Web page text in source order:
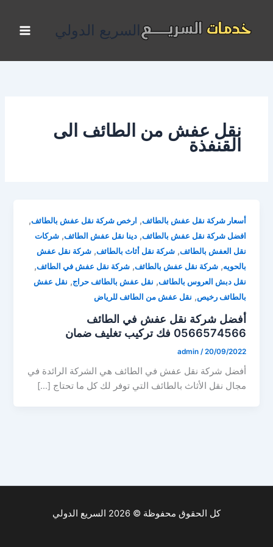
المحتوى
السريع الدولي
نقل عفش من الطائف الى
القنفذة
أسعار شركة نقل عفش بالطائف, ارخص شركة نقل عفش بالطائف,
افضل شركة نقل عفش بالطائف,دينا نقل عفش الطائف,شركات
نقل العفش بالطائف,شركة نقل أثاث بالطائف,شركة نقل عفش
بالحويه,شركة نقل عفش بالطائف,شركة نقل عفش في الطائف,
نقل دبش العروس بالطائف, نقل عفش بالطائف حراج, نقل عفش
بالطائف رخيص, نقل عفش من الطائف للرياض
أفضل شركة نقل عفش في الطائف
0566574566 فك تركيب تغليف ضمان
admin /20/09/2022
أفضل شركة نقل عفش في الطائف هي الشركة الرائدة في
مجال نقل الأثاث بالطائف التي توفر لك كل ما تحتاج […]
كل الحقوق محفوظة © 2026 السريع الدولي